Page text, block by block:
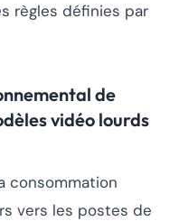
règles définies par
de
vidéo lourds
consommation
vers les postes de